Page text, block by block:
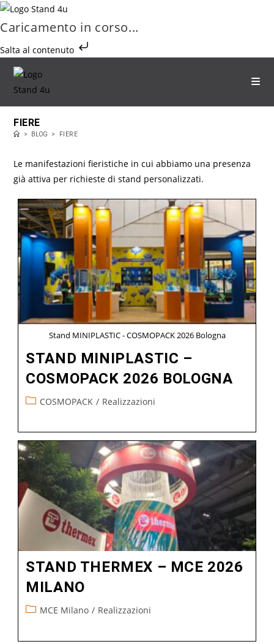
Caricamento in corso...
Salta al contenuto
FIERE
> BLOG > FIERE
Le manifestazioni fieristiche in cui abbiamo una presenza
già attiva per richieste di stand personalizzati.
Stand MINIPLASTIC - COSMOPACK 2026 Bologna
STAND MINIPLASTIC –
COSMOPACK 2026 BOLOGNA
COSMOPACK / Realizzazioni
STAND THERMEX – MCE 2026
MILANO
MCE Milano / Realizzazioni